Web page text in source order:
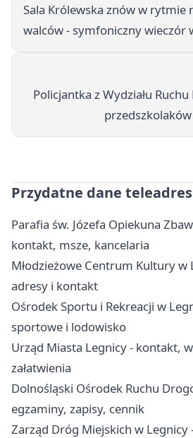
Sala Królewska znów w rytmie
walców - symfoniczny wieczór
Policjantka z Wydziału
Przydatne dane
Parafia św. Józefa Opiekuna
kontakt, msze, kancelaria
Młodzieżowe Centrum Kultury w
adresy i kontakt
Ośrodek Sportu i Rekreacji w
sportowe i lodowisko
Urząd Miasta Legnicy - kontakt,
załatwienia
Dolnośląski Ośrodek Ruchu
egzaminy, zapisy, cennik
Zarząd Dróg Miejskich w